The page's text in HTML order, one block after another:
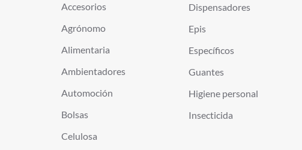
Accesorios
Agrónomo
Alimentaria
Ambientadores
Automoción
Bolsas
Celulosa
Dispensadores
Epis
Específicos
Guantes
Higiene personal
Insecticida